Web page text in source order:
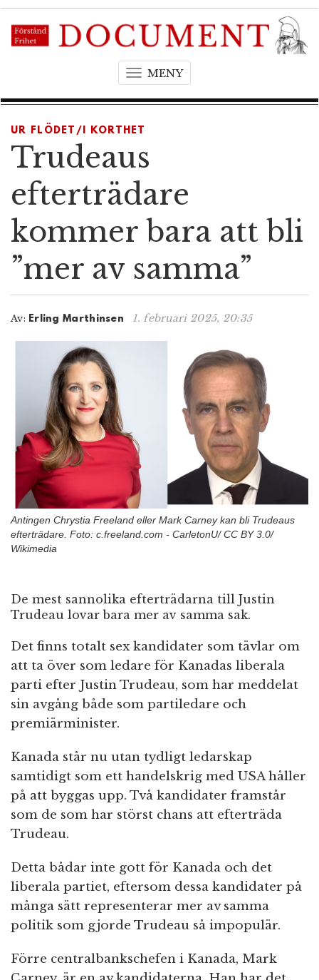
MENYT
g
a
i
g
a
t
i
o
UR FLÖDET/I KORTHET
Trudeaus
efterträdare
kommer bara att bli
”mer av samma”
Av: Erling Marthinsen 1. februari 2025, 20:35
Antingen Chrystia Freeland eller Mark Carney kan bli Trudeaus
efterträdare. Foto: c.freeland.com - CarletonU/ CC BY 3.0/
Wikimedia
De mest sannolika efterträdarna till Justin
Trudeau lovar bara mer av samma sak.
Det finns totalt sex kandidater som tävlar om
att ta över som ledare för Kanadas liberala
parti efter Justin Trudeau, som har meddelat
sin avgång både som partiledare och
premiärminister.
Kanada står nu utan tydligt ledarskap
samtidigt som ett handelskrig med USA håller
på att byggas upp. Två kandidater framstår
som de som har störst chans att efterträda
Trudeau.
Detta bådar inte gott för Kanada och det
liberala partiet, eftersom dessa kandidater på
många sätt representerar mer av samma
politik som gjorde Trudeau så impopulär.
Förre centralbankschefen i Kanada, Mark